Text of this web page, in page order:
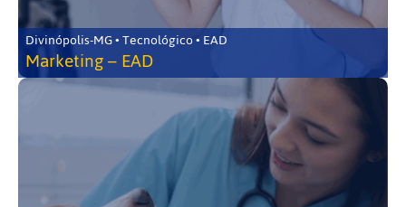
Divinópolis-MG • Tecnológico • EAD
Marketing – EAD